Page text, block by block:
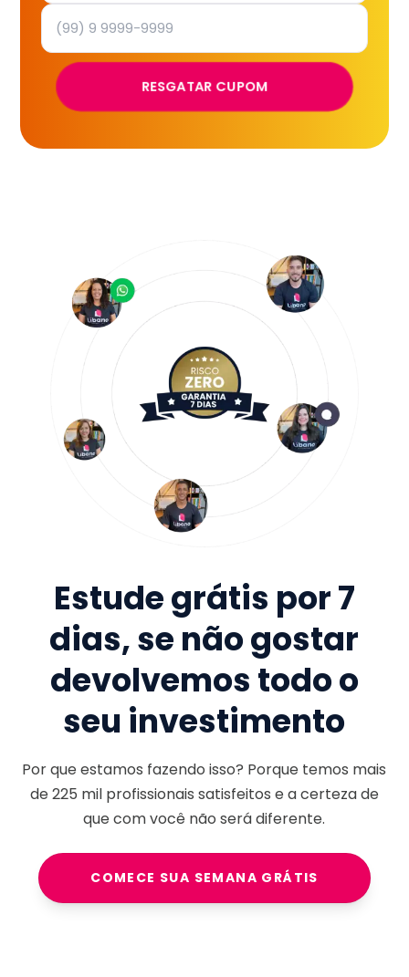
RESGATAR CUPOM
Estude grátis por 7
dias, se não gostar
devolvemos todo o
seu investimento
Por que estamos fazendo isso? Porque temos mais
de225 milprofissionais satisfeitos e a certeza de
que com você não será diferente.
COMECE SUA SEMANA GRÁTIS